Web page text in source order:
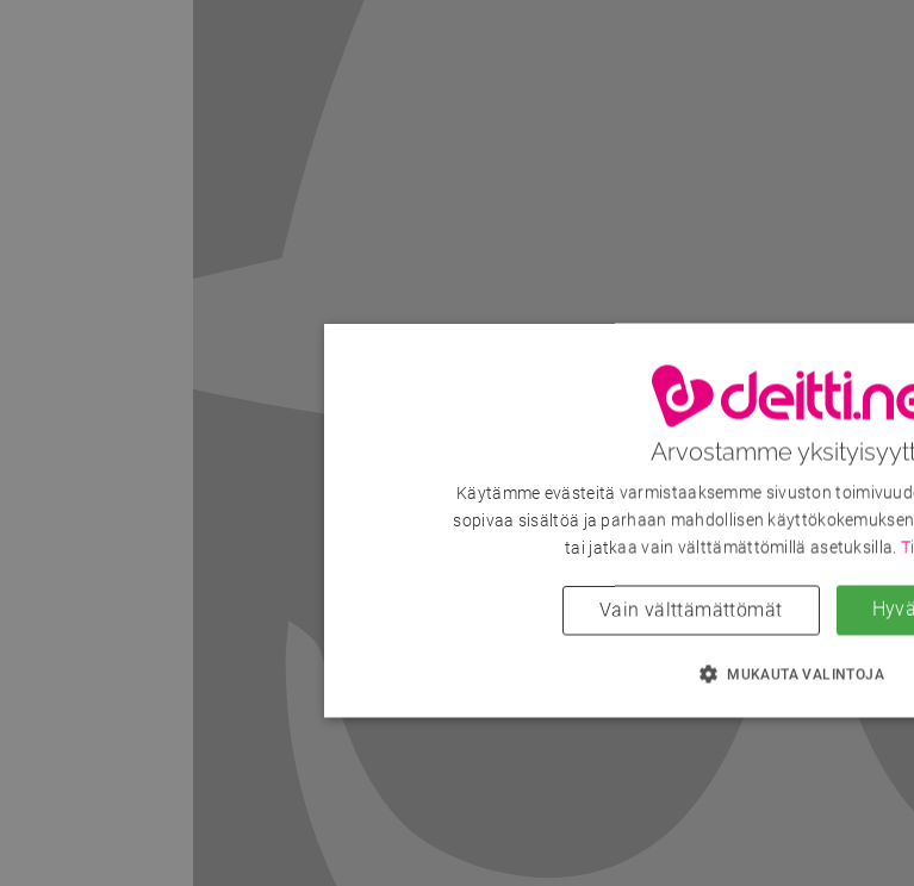
Arvostamme
Käytämme evästeitä varmistaaksemme sivuston
sopivaa sisältöä ja parhaan mahdollisen
tai jatkaa vain välttämättömillä asetuksilla.
Vain välttämättömät
MUKAUTA VALINTOJA